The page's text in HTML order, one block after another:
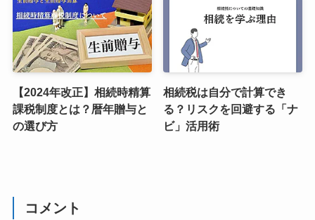
【2024年改正】相続時精算
課税制度とは？暦年贈与と
の選び方
相続税は自分で計算でき
る？リスクを回避する「ナ
ビ」活用術
コメント